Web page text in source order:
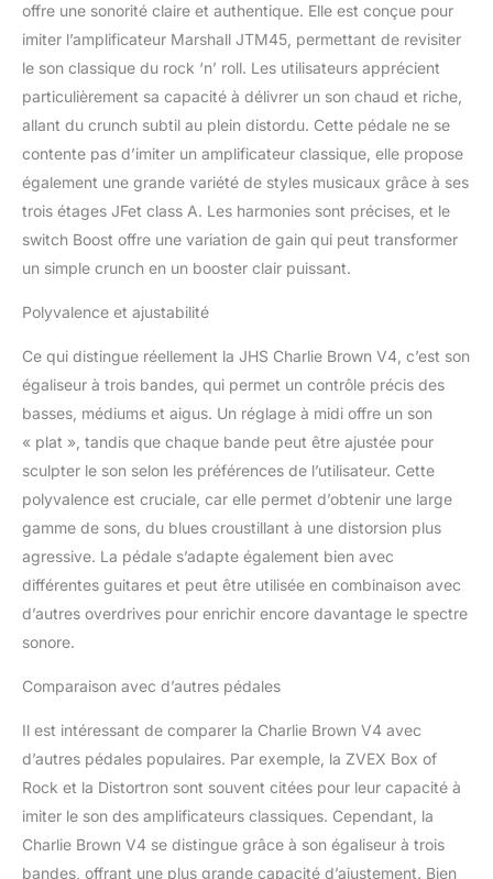
offre une sonorité claire et authentique. Elle est conçue pour
imiter l’amplificateur Marshall JTM45, permettant de revisiter
le son classique du rock ‘n’ roll. Les utilisateurs apprécient
particulièrement sa capacité à délivrer un son chaud et riche,
allant du crunch subtil au plein distordu. Cette pédale ne se
contente pas d’imiter un amplificateur classique, elle propose
également une grande variété de styles musicaux grâce à ses
trois étages JFet class A. Les harmonies sont précises, et le
switch Boost offre une variation de gain qui peut transformer
un simple crunch en un booster clair puissant.
Polyvalence et ajustabilité
Ce qui distingue réellement la JHS Charlie Brown V4, c’est son
égaliseur à trois bandes, qui permet un contrôle précis des
basses, médiums et aigus. Un réglage à midi offre un son
« plat », tandis que chaque bande peut être ajustée pour
sculpter le son selon les préférences de l’utilisateur. Cette
polyvalence est cruciale, car elle permet d’obtenir une large
gamme de sons, du blues croustillant à une distorsion plus
agressive. La pédale s’adapte également bien avec
différentes guitares et peut être utilisée en combinaison avec
d’autres overdrives pour enrichir encore davantage le spectre
sonore.
Comparaison avec d’autres pédales
Il est intéressant de comparer la Charlie Brown V4 avec
d’autres pédales populaires. Par exemple, la ZVEX Box of
Rock et la Distortron sont souvent citées pour leur capacité à
imiter le son des amplificateurs classiques. Cependant, la
Charlie Brown V4 se distingue grâce à son égaliseur à trois
bandes, offrant une plus grande capacité d’ajustement. Bien